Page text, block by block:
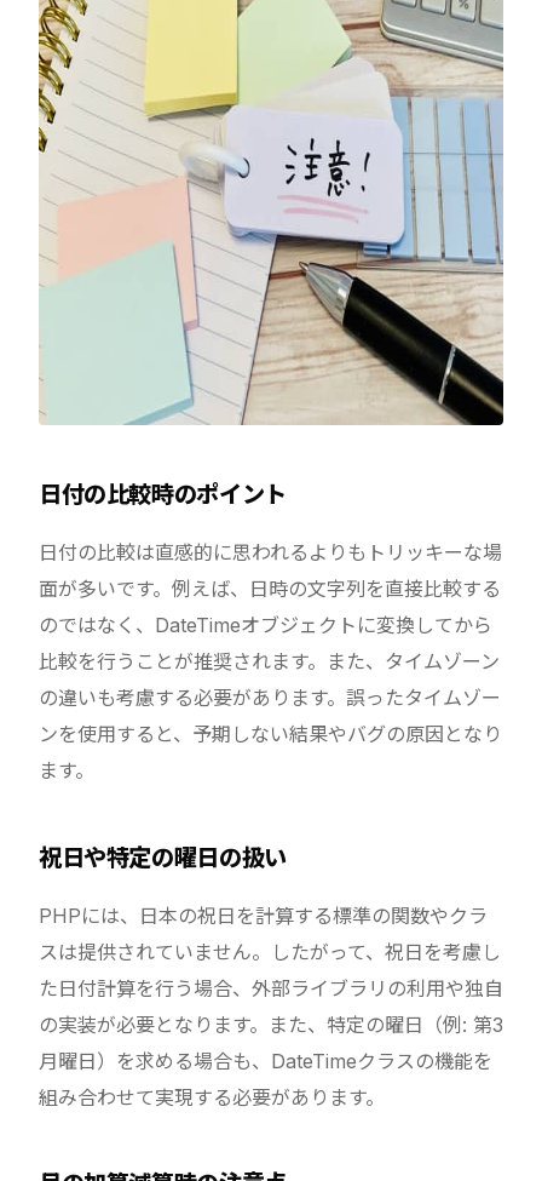
日付の比較時のポイント
日付の比較は直感的に思われるよりもトリッキーな場
面が多いです。例えば、日時の文字列を直接比較する
のではなく、DateTimeオブジェクトに変換してから
比較を行うことが推奨されます。また、タイムゾーン
の違いも考慮する必要があります。誤ったタイムゾー
ンを使用すると、予期しない結果やバグの原因となり
ます。
祝日や特定の曜日の扱い
PHPには、日本の祝日を計算する標準の関数やクラ
スは提供されていません。したがって、祝日を考慮し
た日付計算を行う場合、外部ライブラリの利用や独自
の実装が必要となります。また、特定の曜日（例: 第3
月曜日）を求める場合も、DateTimeクラスの機能を
組み合わせて実現する必要があります。